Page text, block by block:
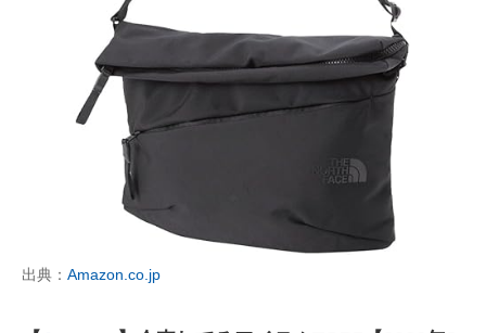
出典： Amazon.co.jp